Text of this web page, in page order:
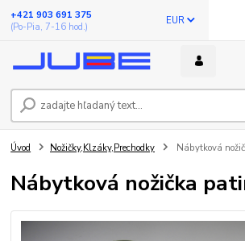
EUR
+421 903 691 375
(Po-Pia, 7-16 hod.)
Úvod Nožičky,Klzáky,Prechodky Nábytková
Nábytková nožička